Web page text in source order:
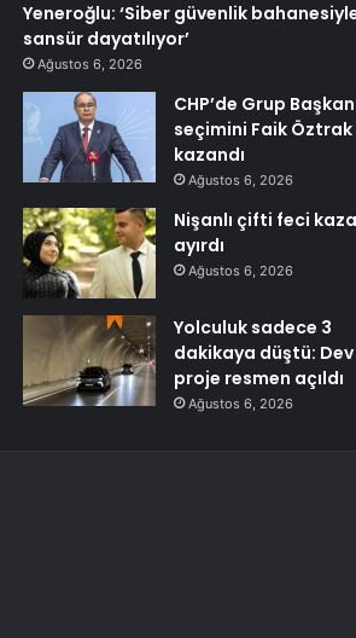
Yeneroğlu: ‘Siber güvenlik
sansür dayatılıyor’
Ağustos 6, 2026
CHP’de Grup
seçimini Faik Öztrak
kazandı
Ağustos 6, 2026
Nişanlı çifti feci kaza
ayırdı
Ağustos 6, 2026
Yolculuk sadece 3
dakikaya düştü: Dev
proje resmen açıldı
Ağustos 6, 2026